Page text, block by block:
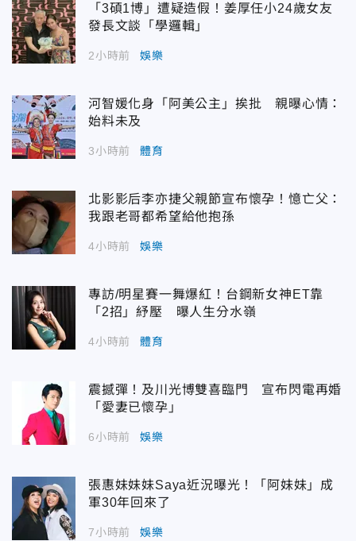
「3碩1博」遭疑造假！姜厚任小24歲女友
發長文談「學邏輯」
2小時前 娛樂
河智媛化身「阿美公主」挨批 親曝心情：
始料未及
3小時前 體育
北影影后李亦捷父親節宣布懷孕！憶亡父：
我跟老哥都希望給他抱孫
4小時前 娛樂
專訪/明星賽一舞爆紅！台鋼新女神ET靠
「2招」紓壓 曝人生分水嶺
4小時前 體育
震撼彈！及川光博雙喜臨門 宣布閃電再婚
「愛妻已懷孕」
6小時前 娛樂
張惠妹妹妹Saya近況曝光！「阿妹妹」成
軍30年回來了
7小時前 娛樂